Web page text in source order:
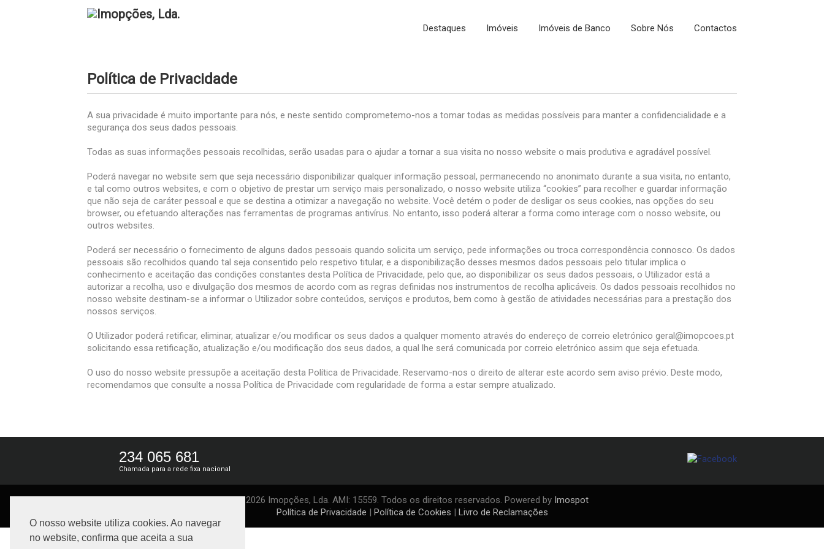
O nosso website utiliza cookies. Ao navegar
no website, confirma que aceita a sua
Destaques Imóveis Imóveis de Banco Sobre Nós Contactos
Política de Privacidade
A sua privacidade é muito importante para nós, e neste sentido comprometemo-nos a tomar todas as medidas possíveis para manter a confidencialidade e a
segurança dos seus dados pessoais.
Todas as suas informações pessoais recolhidas, serão usadas para o ajudar a tornar a sua visita no nosso website o mais produtiva e agradável possível.
Poderá navegar no website sem que seja necessário disponibilizar qualquer informação pessoal, permanecendo no anonimato durante a sua visita, no entanto,
e tal como outros websites, e com o objetivo de prestar um serviço mais personalizado, o nosso website utiliza “cookies” para recolher e guardar informação
que não seja de caráter pessoal e que se destina a otimizar a navegação no website. Você detém o poder de desligar os seus cookies, nas opções do seu
browser, ou efetuando alterações nas ferramentas de programas antivírus. No entanto, isso poderá alterar a forma como interage com o nosso website, ou
outros websites.
Poderá ser necessário o fornecimento de alguns dados pessoais quando solicita um serviço, pede informações ou troca correspondência connosco. Os dados
pessoais são recolhidos quando tal seja consentido pelo respetivo titular, e a disponibilização desses mesmos dados pessoais pelo titular implica o
conhecimento e aceitação das condições constantes desta Política de Privacidade, pelo que, ao disponibilizar os seus dados pessoais, o Utilizador está a
autorizar a recolha, uso e divulgação dos mesmos de acordo com as regras definidas nos instrumentos de recolha aplicáveis. Os dados pessoais recolhidos no
nosso website destinam-se a informar o Utilizador sobre conteúdos, serviços e produtos, bem como à gestão de atividades necessárias para a prestação dos
nossos serviços.
O Utilizador poderá retificar, eliminar, atualizar e/ou modificar os seus dados a qualquer momento através do endereço de correio eletrónico geral@imopcoes.pt
solicitando essa retificação, atualização e/ou modificação dos seus dados, a qual lhe será comunicada por correio eletrónico assim que seja efetuada.
O uso do nosso website pressupõe a aceitação desta Política de Privacidade. Reservamo-nos o direito de alterar este acordo sem aviso prévio. Deste modo,
recomendamos que consulte a nossa Política de Privacidade com regularidade de forma a estar sempre atualizado.
234 065 681
Chamada para a rede fixa nacional
© 2026 Imopções, Lda. AMI: 15559. Todos os direitos reservados. Powered by Imospot
Política de Privacidade | Política de Cookies | Livro de Reclamações